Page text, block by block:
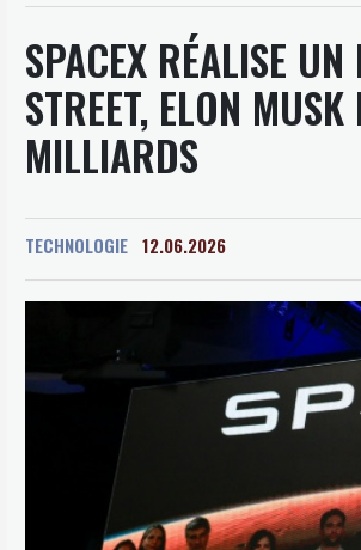
SPACEX RÉALISE
STREET, ELON
MILLIARDS
TECHNOLOGIE 12.06.2026